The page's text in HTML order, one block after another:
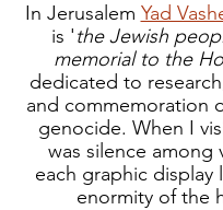
In Jerusalem Yad
is 'the Jewish
memorial to the
dedicated to
and commemoration
genocide. When I
was silence among
each graphic display
enormity of the